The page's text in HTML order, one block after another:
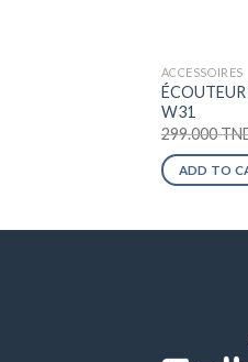
ACCESSOIRES
W31
299.000
ADD TO